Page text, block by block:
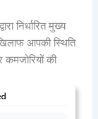
निर्धारित मुख्य
आपकी स्थिति
की